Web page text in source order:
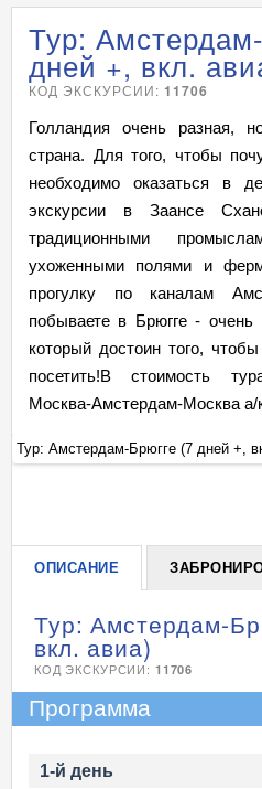
Тур:
дней +, вкл.
КОД ЭКСКУРСИИ: 11706
Голландия очень разная,
страна. Для того, чтобы
необходимо оказаться в
экскурсии в Заансе
традиционными
ухоженными полями и
прогулку по каналам
побываете в Брюгге - очень
который достоин того,
посетить!В стоимость
Москва-Амстердам-Москва а/
Тур: Амстердам-Брюгге (7 дней +,
ОПИСАНИЕ
Тур: Амстердам-
вкл. авиа)
КОД ЭКСКУРСИИ: 11706
Программа
1-й день